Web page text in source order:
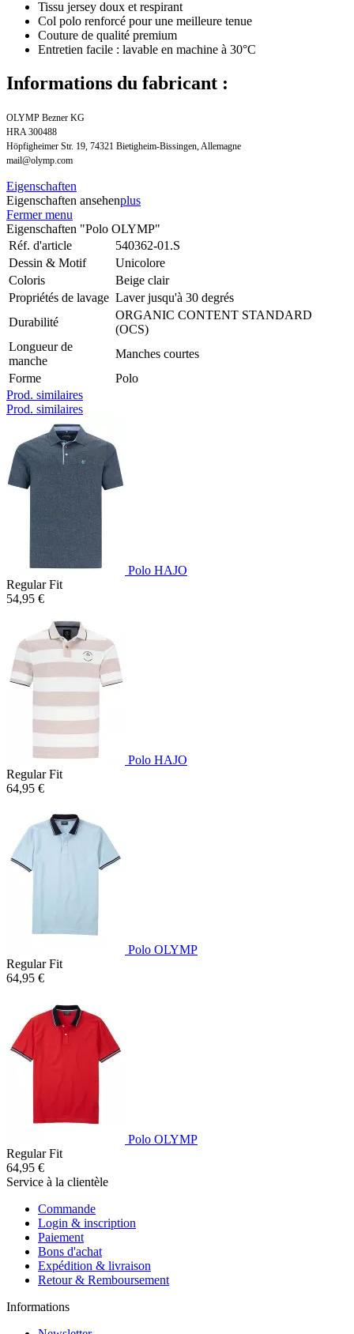
Tissu jersey doux et respirant
Col polo renforcé pour une meilleure tenue
Couture de qualité premium
Entretien facile : lavable en machine à 30°C
Informations du fabricant :
OLYMP Bezner KG
HRA 300488
Höpfigheimer Str. 19, 74321 Bietigheim-Bissingen, Allemagne
mail@olymp.com
Eigenschaften
Eigenschaften ansehenplus
Fermer menu
Eigenschaften "Polo OLYMP"
Réf. d'article
540362-01.S
Dessin & Motif
Unicolore
Coloris
Beige clair
Propriétés de lavage Laver jusqu'à 30 degrés
Durabilité
ORGANIC CONTENT STANDARD
(OCS)
Longueur de
manche
Manches courtes
Forme
Polo
Prod. similaires
Prod. similaires
Polo HAJO
Regular Fit
54,95 €
Polo HAJO
Regular Fit
64,95 €
Polo OLYMP
Regular Fit
64,95 €
Polo OLYMP
Regular Fit
64,95 €
Service à la clientèle
Commande
Login & inscription
Paiement
Bons d'achat
Expédition & livraison
Retour & Remboursement
Informations